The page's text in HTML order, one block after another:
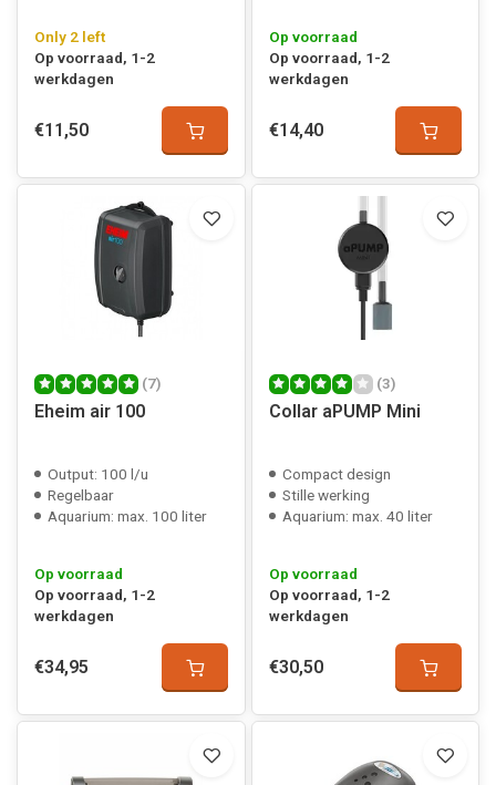
Only 2 left
Op voorraad, 1-2
werkdagen
€11,50
Op voorraad
Op voorraad, 1-2
werkdagen
€14,40
(7)
Eheim air 100
Output: 100 l/u
Regelbaar
Aquarium: max. 100 liter
Op voorraad
Op voorraad, 1-2
werkdagen
€34,95
(3)
Collar aPUMP Mini
Compact design
Stille werking
Aquarium: max. 40 liter
Op voorraad
Op voorraad, 1-2
werkdagen
€30,50